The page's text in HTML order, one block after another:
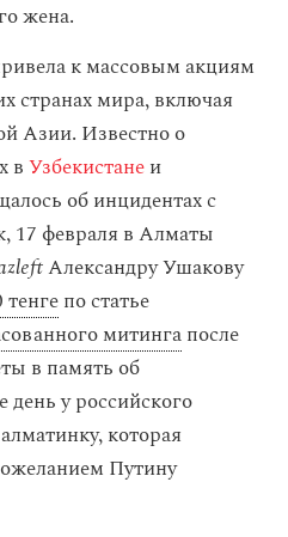
жена.
к массовым акциям
странах мира, включая
Азии. Известно о
вУзбекистанеи
об инцидентах с
17 февраля в Алматы
Александру Ушакову
тенгепо статье
митингапосле
в память об
у российского
алматинку, которая
Путину